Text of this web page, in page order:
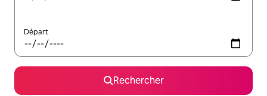
Départ
Rechercher